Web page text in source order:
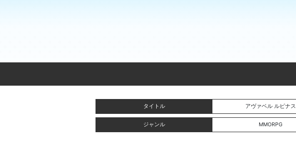
タイトル アヴァベル ルピナス
ジャンル MMORPG